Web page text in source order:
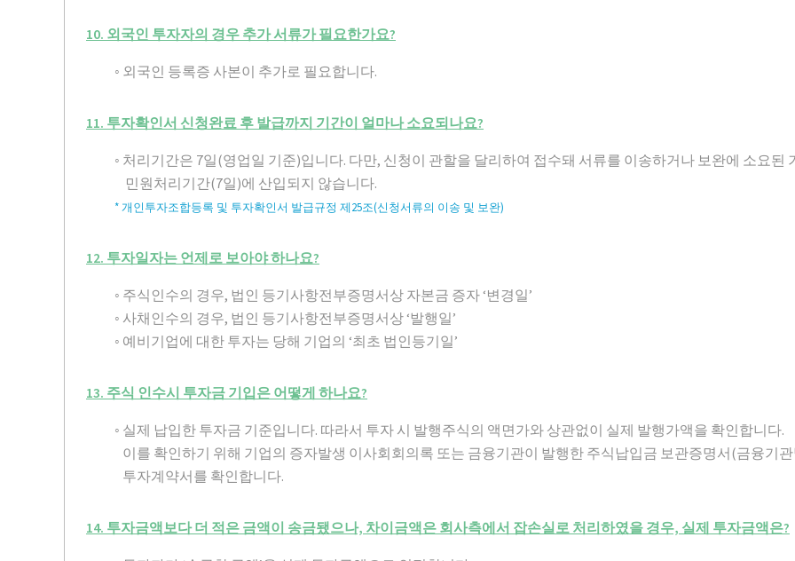
10. 외국인 투자자의 경우 추가 서류가 필요한가요?
◦ 외국인 등록증 사본이 추가로 필요합니다.
11. 투자확인서 신청완료 후 발급까지 기간이 얼마나 소요되나요?
◦ 처리기간은 7일(영업일 기준)입니다. 다만, 신청이 관할을 달리하여 접수돼 서류를 이송하거나 보완에 소요된
민원처리기간(7일)에 산입되지 않습니다.
* 개인투자조합등록 및 투자확인서 발급규정 제25조(신청서류의 이송 및 보완)
12. 투자일자는 언제로 보아야 하나요?
◦ 주식인수의 경우, 법인 등기사항전부증명서상 자본금 증자 ‘변경일’
◦ 사채인수의 경우, 법인 등기사항전부증명서상 ‘발행일’
◦ 예비기업에 대한 투자는 당해 기업의 ‘최초 법인등기일’
13. 주식 인수시 투자금 기입은 어떻게 하나요?
◦ 실제 납입한 투자금 기준입니다. 따라서 투자 시 발행주식의 액면가와 상관없이 실제 발행가액을 확인합니다.
이를 확인하기 위해 기업의 증자발생 이사회회의록 또는 금융기관이 발행한 주식납입금 보관증명서(금융기
투자계약서를 확인합니다.
14. 투자금액보다 더 적은 금액이 송금됐으나, 차이금액은 회사측에서 잡손실로 처리하였을 경우, 실제 투자금액은?